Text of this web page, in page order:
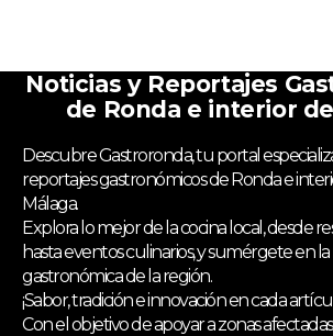
Noticias y Reportajes
de Ronda e interior
Descubre Gastroronda, tu portal
reportajes gastronómicos de Ronda e
Málaga.
Explora lo mejor de la cocina local, desde
hasta eventos culinarios, y sumérgete en
gastronómica de la región.
¡Sabor, tradición e innovación en cada
Con el objetivo de apoyar a zonas